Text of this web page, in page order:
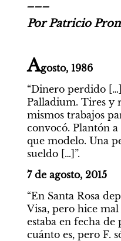
Por Patricio Pron
Agosto, 1986
“Dinero perdido
Palladium. Tires y
mismos trabajos
convocó. Plantón
que modelo. Una
sueldo […]”.
7 de agosto, 2015
“En Santa Rosa
Visa, pero hice
estaba en fecha de
cuánto es, pero F.